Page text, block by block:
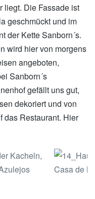
liegt. Die Fassade ist
geschmückt und im
der Kette Sanborn´s.
wird hier von morgens
angeboten,
Sanborn´s
gefällt uns gut,
dekoriert und von
das Restaurant. Hier